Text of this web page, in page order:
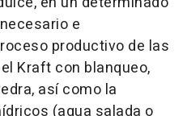
e
productivo de las
Kraft con blanqueo,
así como la
(agua salada o